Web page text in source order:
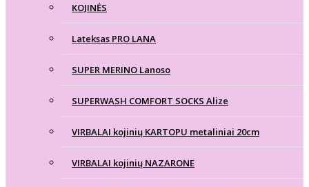
KOJINĖS
Lateksas PRO LANA
SUPER MERINO Lanoso
SUPERWASH COMFORT SOCKS Alize
VIRBALAI kojinių KARTOPU metaliniai 20cm
VIRBALAI kojinių NAZARONE